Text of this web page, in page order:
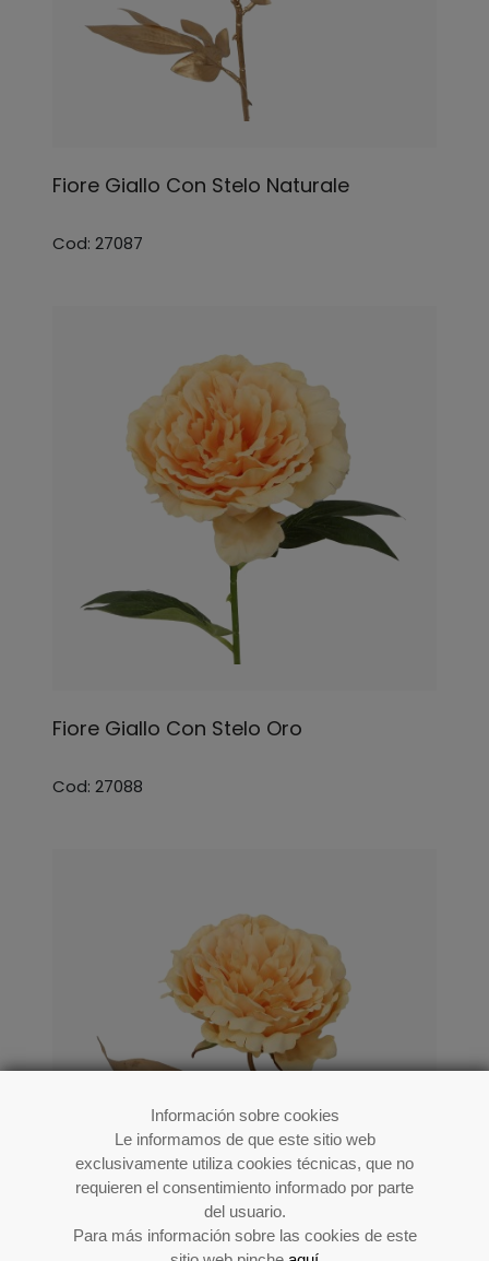
Información sobre cookies
Le informamos de que este sitio web
exclusivamente utiliza cookies técnicas, que no
requieren el consentimiento informado por parte
del usuario.
Para más información sobre las cookies de este
Fiore Giallo Con Stelo Naturale
Cod: 27087
Fiore Giallo Con Stelo Oro
Cod: 27088